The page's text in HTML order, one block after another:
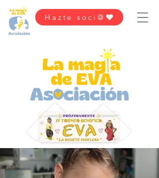
Hazte soci@